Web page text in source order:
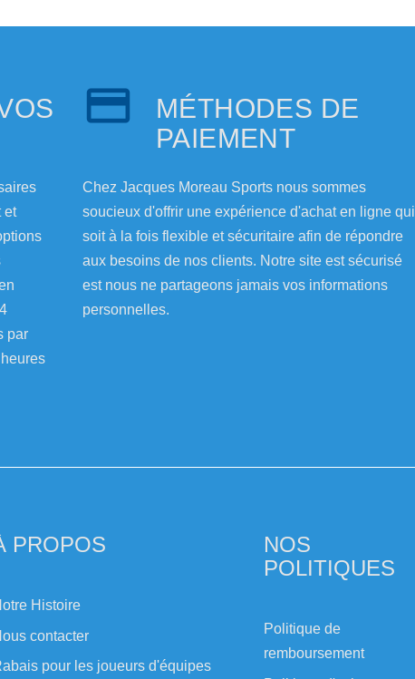
et
par
MÉTHODES DE
PAIEMENT
Chez Jacques Moreau Sports nous sommes
soucieux d'offrir une expérience d'achat en ligne qui
soit à la fois flexible et sécuritaire afin de répondre
aux besoins de nos clients. Notre site est sécurisé
est nous ne partageons jamais vos informations
personnelles.
PROPOS
Histoire
contacter
pour les joueurs d'équipes
NOS
POLITIQUES
Politique de
remboursement